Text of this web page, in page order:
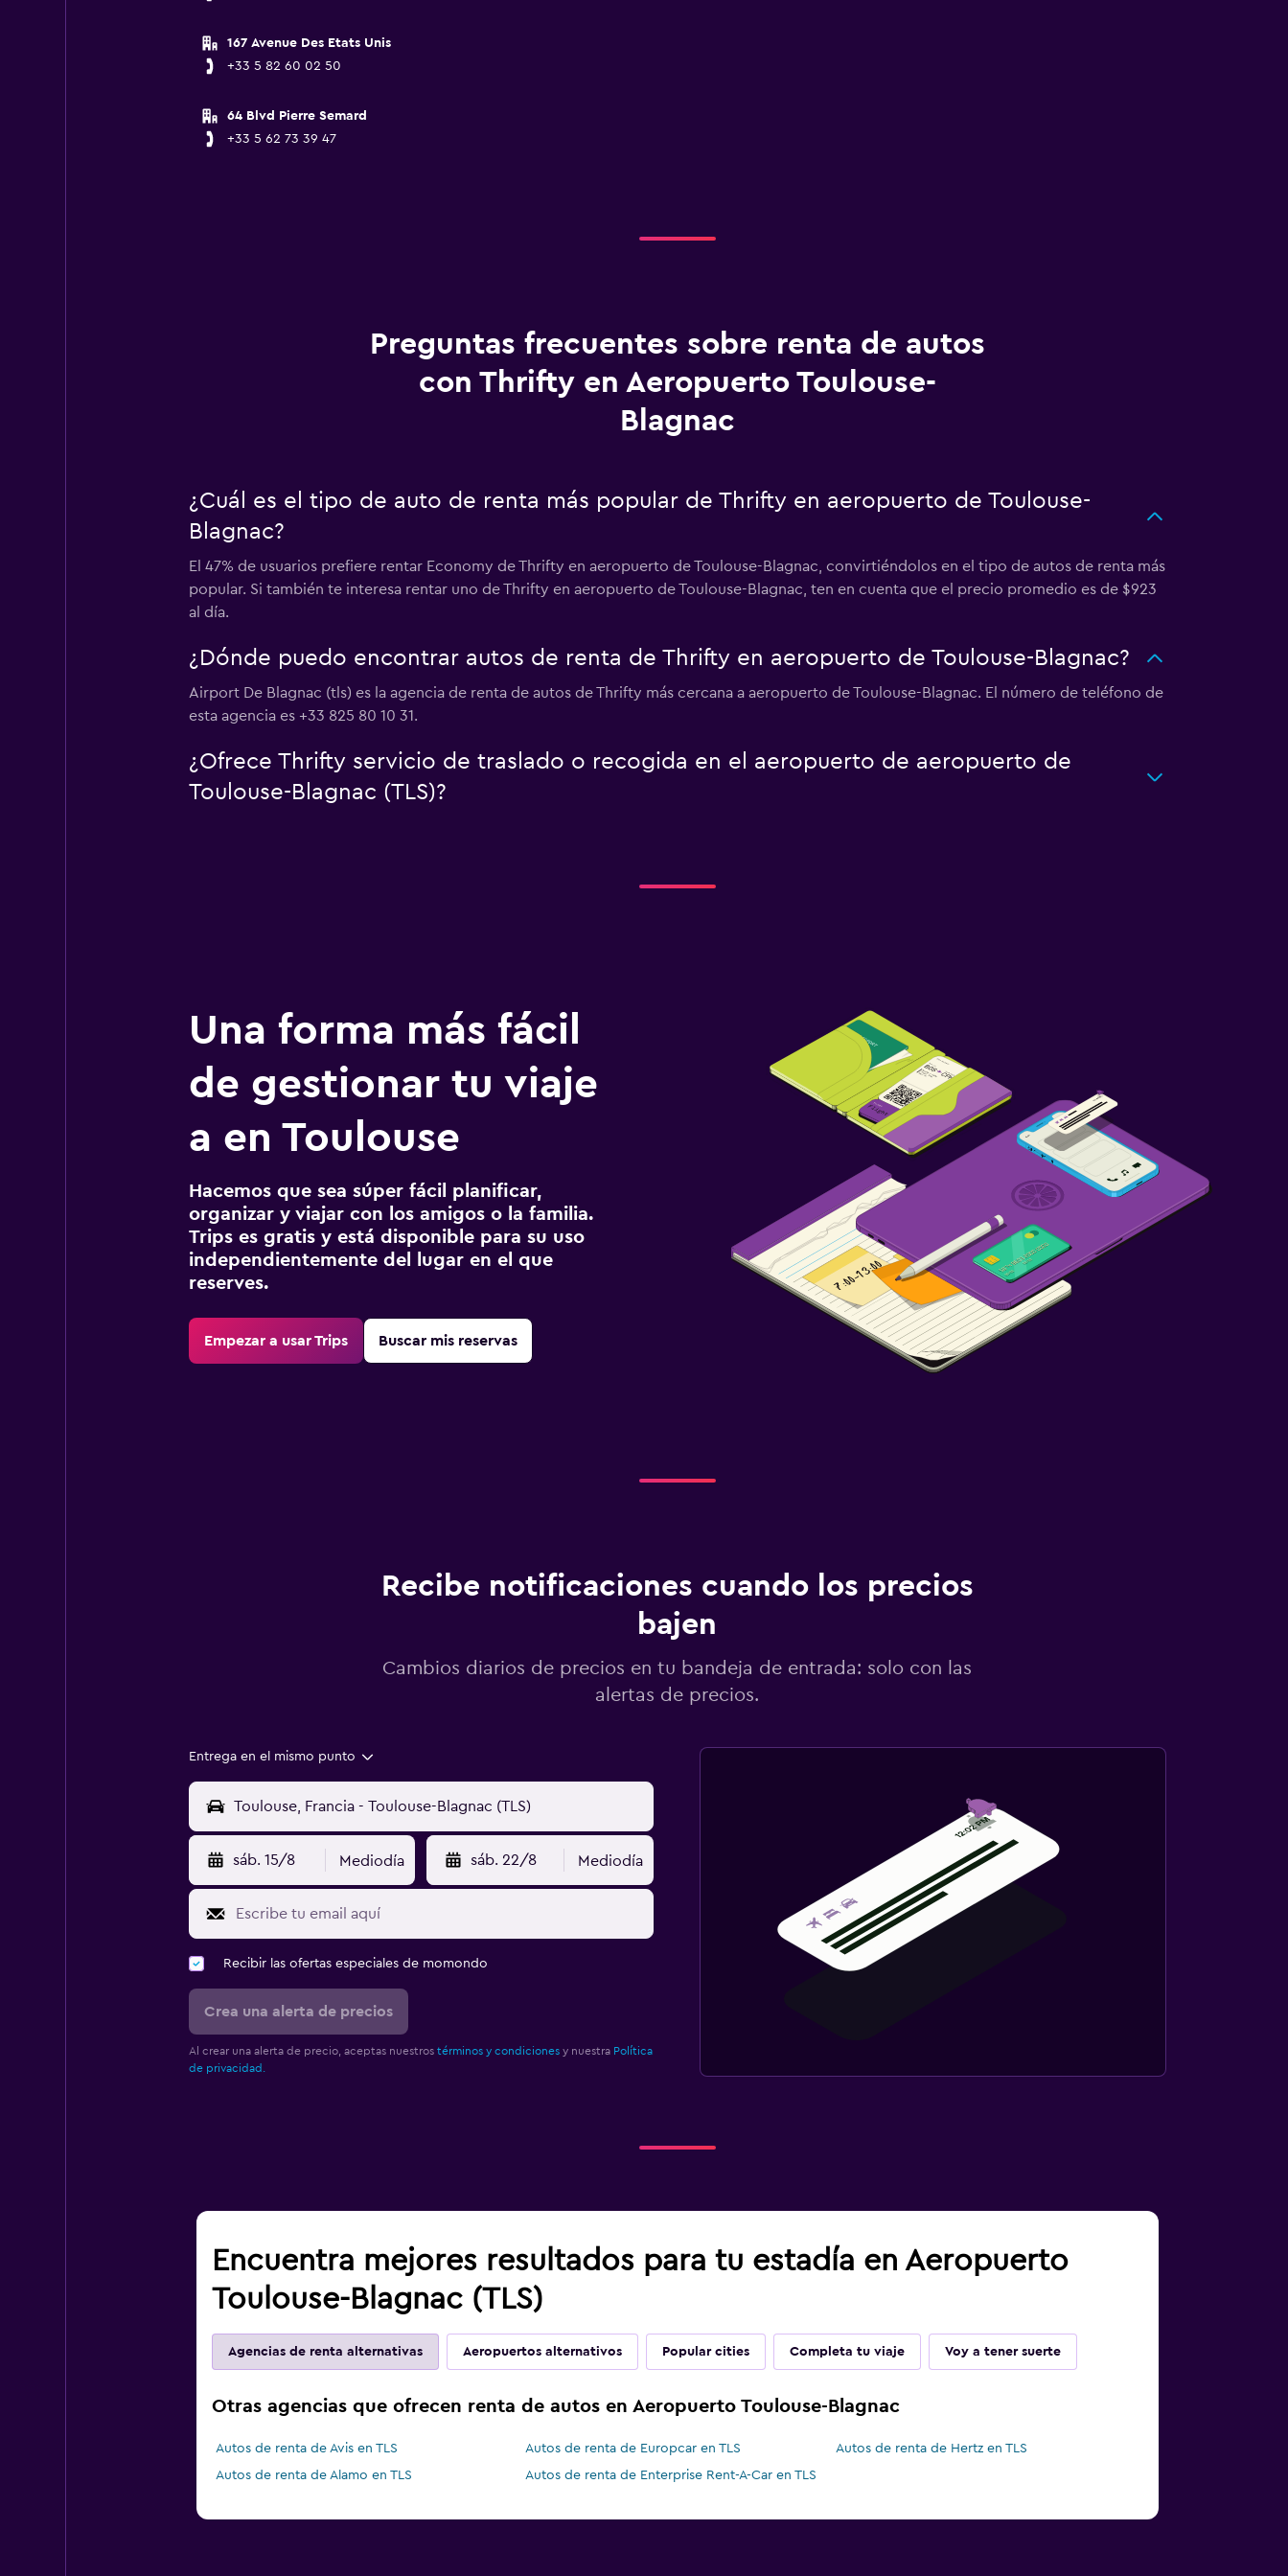
167 Avenue Des Etats Unis
+33 5 82 60 02 50
64 Blvd Pierre Semard
+33 5 62 73 39 47
Preguntas frecuentes sobre renta de autos
con Thrifty en Aeropuerto Toulouse-
Blagnac
¿Cuál es el tipo de auto de renta más popular de Thrifty en aeropuerto de Toulouse-
Blagnac?
El 47% de usuarios prefiere rentar Economy de Thrifty en aeropuerto de Toulouse-Blagnac, convirtiéndolos en el tipo de autos de renta más
popular. Si también te interesa rentar uno de Thrifty en aeropuerto de Toulouse-Blagnac, ten en cuenta que el precio promedio es de $923
al día.
¿Dónde puedo encontrar autos de renta de Thrifty en aeropuerto de Toulouse-Blagnac?
Airport De Blagnac (tls) es la agencia de renta de autos de Thrifty más cercana a aeropuerto de Toulouse-Blagnac. El número de teléfono de
esta agencia es +33 825 80 10 31.
¿Ofrece Thrifty servicio de traslado o recogida en el aeropuerto de aeropuerto de
Toulouse-Blagnac (TLS)?
Una forma más fácil
de gestionar tu viaje
a en Toulouse
Hacemos que sea súper fácil planificar,
organizar y viajar con los amigos o la familia.
Trips es gratis y está disponible para su uso
independientemente del lugar en el que
reserves.
Empezar a usar Trips Buscar mis reservas
Recibe notificaciones cuando los precios
bajen
Cambios diarios de precios en tu bandeja de entrada: solo con las
alertas de precios.
Entrega en el mismo punto
sáb. 15/8 Mediodía sáb. 22/8 Mediodía
Recibir las ofertas especiales de momondo
Crea una alerta de precios
Al crear una alerta de precio, aceptas nuestros términos y condicionesy nuestra Política
de privacidad.
Encuentra mejores resultados para tu estadía en Aeropuerto
Toulouse-Blagnac (TLS)
Agencias de renta alternativas Aeropuertos alternativos Popular cities Completa tu viaje Voy a tener suerte
Otras agencias que ofrecen renta de autos en Aeropuerto Toulouse-Blagnac
Autos de renta de Avis en TLS Autos de renta de Europcar en TLS
Autos de renta de Hertz en TLS
Autos de renta de Alamo en TLS
Autos de renta de Enterprise Rent-A-Car en TLS